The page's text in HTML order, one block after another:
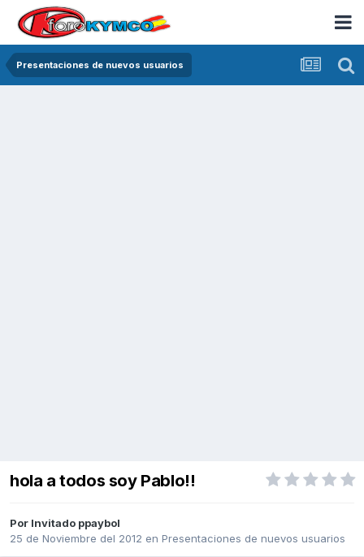
Presentaciones de nuevos usuarios
hola a todos soy Pablo!!
Por Invitado ppaybol
25 de Noviembre del 2012 en Presentaciones de nuevos usuarios